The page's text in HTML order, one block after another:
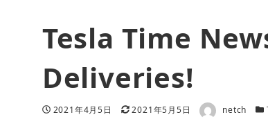
Tesla Time
Deliveries!
投稿日
2021年4月5日 更新日
2021年5月5日 著者 netch カ